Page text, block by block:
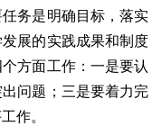
务是明确目标，落实
展的实践成果和制度
方面工作：一是要认
问题；三是要着力完
作。